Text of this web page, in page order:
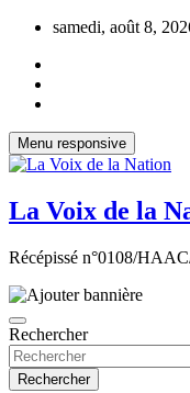
Aller
contenu
samedi, août 8,
Menu responsive
La Voix de la
Récépissé n°0108/
Rechercher
Rechercher